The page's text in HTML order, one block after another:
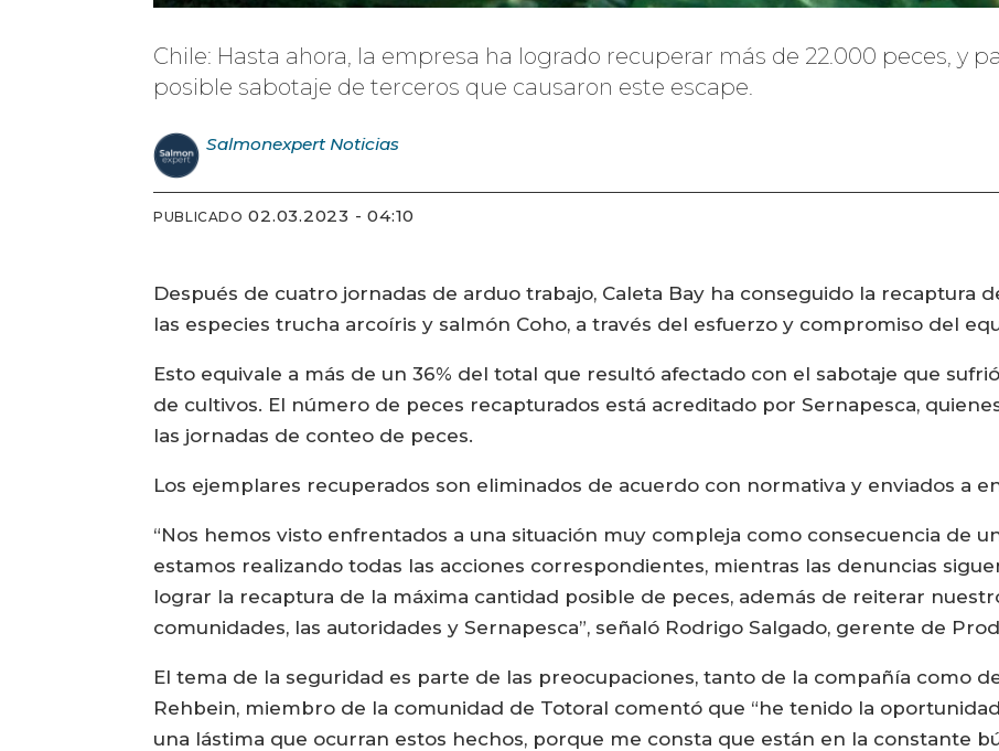
Chile: Hasta ahora, la empresa ha logrado recuperar más de 22.000 peces, y
posible sabotaje de terceros que causaron este escape.
Salmonexpert Noticias
PUBLICADO 02.03.2023 - 04:10
Después de cuatro jornadas de arduo trabajo, Caleta Bay ha conseguido la recaptura
las especies trucha arcoíris y salmón Coho, a través del esfuerzo y compromiso del
Esto equivale a más de un 36% del total que resultó afectado con el sabotaje que
de cultivos. El número de peces recapturados está acreditado por Sernapesca,
las jornadas de conteo de peces.
Los ejemplares recuperados son eliminados de acuerdo con normativa y enviados a
“Nos hemos visto enfrentados a una situación muy compleja como consecuencia de
estamos realizando todas las acciones correspondientes, mientras las denuncias
lograr la recaptura de la máxima cantidad posible de peces, además de reiterar
comunidades, las autoridades y Sernapesca”, señaló Rodrigo Salgado, gerente de
El tema de la seguridad es parte de las preocupaciones, tanto de la compañía como
Rehbein, miembro de la comunidad de Totoral comentó que “he tenido la
una lástima que ocurran estos hechos, porque me consta que están en la constante